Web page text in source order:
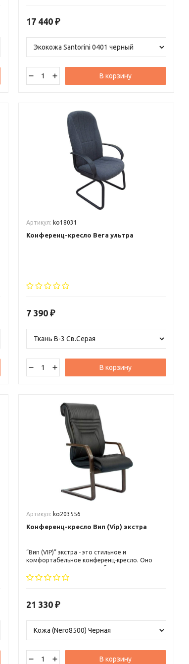
17 440₽
В корзину
Артикул: ko18031
Конференц-кресло Вега ультра
7 390₽
В корзину
Артикул: ko203556
Конференц-кресло Вип (Vip) экстра
“Вип (VIP)” экстра - это стильное и
комфортабельное конференц-кресло. Оно
идеально подходит для оборудования
конференц-залов, аудиторий и переговорных
дополнением к любому интерьеру. Удобная
спинка и подлокотники обеспечивают
обеспечит комфорт на всех мероприятиях.
21 330₽
В корзину